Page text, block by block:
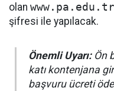
olan www.pa.edu.tr
şifresi ile yapılacak.
Önemli Uyarı:Ön
katı kontenjana
başvuru ücreti